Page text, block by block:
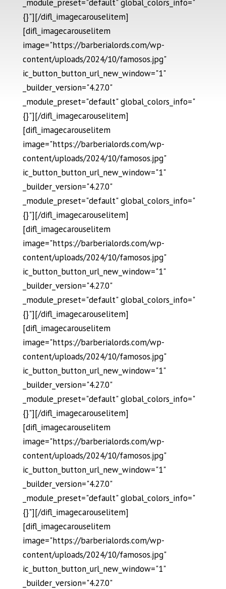
_module_preset="default" global_colors_info="
{}"][/difl_imagecarouselitem]
[difl_imagecarouselitem
image="https://barberialords.com/wp-
content/uploads/2024/10/famosos.jpg"
ic_button_button_url_new_window="1"
_builder_version="4.27.0"
_module_preset="default" global_colors_info="
{}"][/difl_imagecarouselitem]
[difl_imagecarouselitem
image="https://barberialords.com/wp-
content/uploads/2024/10/famosos.jpg"
ic_button_button_url_new_window="1"
_builder_version="4.27.0"
_module_preset="default" global_colors_info="
{}"][/difl_imagecarouselitem]
[difl_imagecarouselitem
image="https://barberialords.com/wp-
content/uploads/2024/10/famosos.jpg"
ic_button_button_url_new_window="1"
_builder_version="4.27.0"
_module_preset="default" global_colors_info="
{}"][/difl_imagecarouselitem]
[difl_imagecarouselitem
image="https://barberialords.com/wp-
content/uploads/2024/10/famosos.jpg"
ic_button_button_url_new_window="1"
_builder_version="4.27.0"
_module_preset="default" global_colors_info="
{}"][/difl_imagecarouselitem]
[difl_imagecarouselitem
image="https://barberialords.com/wp-
content/uploads/2024/10/famosos.jpg"
ic_button_button_url_new_window="1"
_builder_version="4.27.0"
_module_preset="default" global_colors_info="
{}"][/difl_imagecarouselitem]
[difl_imagecarouselitem
image="https://barberialords.com/wp-
content/uploads/2024/10/famosos.jpg"
ic_button_button_url_new_window="1"
_builder_version="4.27.0"